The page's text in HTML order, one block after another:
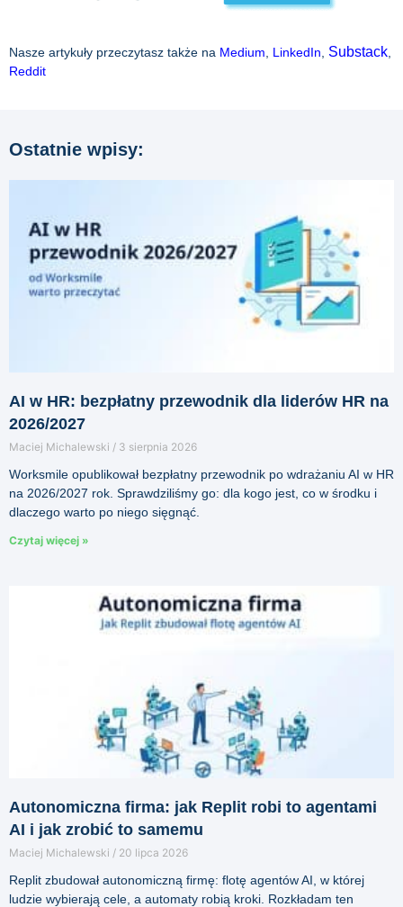
Nasze artykuły przeczytasz także na Medium LinkedIn Substack
Reddit
Ostatnie wpisy:
AI w HR: bezpłatny przewodnik dla liderów HR na
2026/2027
Maciej Michalewski 3 sierpnia 2026
Worksmile opublikował bezpłatny przewodnik po wdrażaniu AI w HR
na 2026/2027 rok. Sprawdziliśmy go: dla kogo jest, co w środku i
dlaczego warto po niego sięgnąć.
Czytaj więcej »
Autonomiczna firma: jak Replit robi to agentami
AI i jak zrobić to samemu
Maciej Michalewski 20 lipca 2026
Replit zbudował autonomiczną firmę: flotę agentów AI, w której
ludzie wybierają cele, a automaty robią kroki. Rozkładam ten